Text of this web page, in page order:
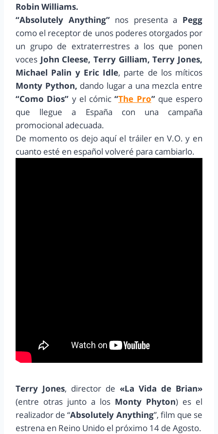
Robin Williams.
“Absolutely Anything”nos presenta a Pegg
como el receptor de unos poderes otorgados por
un grupo de extraterrestres a los que ponen
voces John Cleese, Terry Gilliam, Terry Jones,
Michael Palin y Eric Idle, parte de los míticos
Monty Python, dando lugar a una mezcla entre
“Como Dios” y el cómic“The Pro”que espero
que llegue a España con una campaña
promocional adecuada.
De momento os dejo aquí el tráiler en V.O. y en
cuanto esté en español volveré para cambiarlo.
Terry Jones, director de «La Vida de Brian»
(entre otras junto a los Monty Phyton) es el
realizador de “Absolutely Anything”, film que se
estrena en Reino Unido el próximo 14 de Agosto.